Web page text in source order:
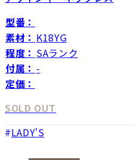
型番：
素材： K18YG
程度： SAランク
付属： -
定価：
SOLD OUT
LADY'S